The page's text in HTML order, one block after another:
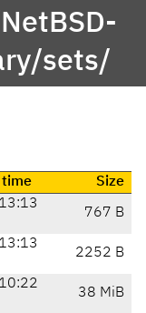
sets/
time Size
767 B
2252 B
38 MiB